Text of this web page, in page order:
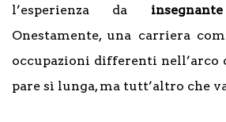
l’esperienza da insegnante
Onestamente, una carriera
occupazioni differenti nell’arco
pare sì lunga, ma tutt’altro che